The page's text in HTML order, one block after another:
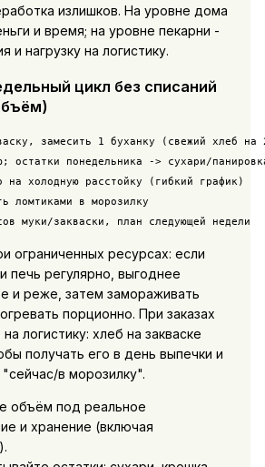
излишков. На уровне дома
и время; на уровне пекарни -
и нагрузку на логистику.
цикл без списаний
замесить 1 буханку (свежий хлеб на
остатки понедельника -> сухари/
на холодную расстойку (гибкий график)
ломтиками в морозилку
муки/закваски, план следующей недели
ограниченных ресурсах: если
печь регулярно, выгоднее
и реже, затем замораживать
порционно. При заказах
логистику: хлеб на закваске
получать его в день выпечки и
в морозилку".
объём под реальное
и хранение (включая